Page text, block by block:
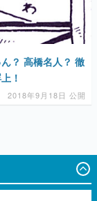
？ 高橋名人？ 徹
！
2018年9月18日 公開